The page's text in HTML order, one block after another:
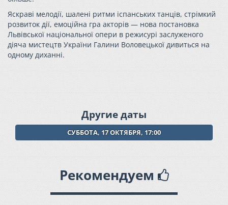
Яскраві мелодії, шалені ритми іспанських танців, стрімкий
розвиток дії, емоційна гра акторів — нова постановка
Львівської національної опери в режисурі заслуженого
діяча мистецтв України Галини Воловецької дивиться на
одному диханні.
Другие даты
СУББОТА, 17 ОКТЯБРЯ, 17:00
Рекомендуем